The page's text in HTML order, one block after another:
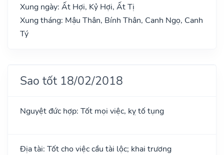
Xung ngày: Ất Hợi, Kỷ Hợi, Ất Tị
Xung tháng: Mậu Thân, Bính Thân, Canh Ngọ, Canh
Tý
Sao tốt 18/02/2018
Nguyệt đức hợp: Tốt mọi việc, kỵ tố tụng
Địa tài: Tốt cho việc cầu tài lộc; khai trương